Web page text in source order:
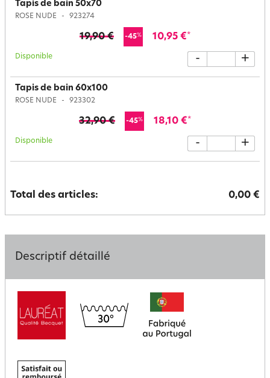
Tapis de bain 50x70
ROSE NUDE 923274
19,90 € -45% 10,95 €*
Disponible - +
Tapis de bain 60x100
ROSE NUDE 923302
32,90 € -45% 18,10 €*
Disponible - +
Total des articles: 0,00 €
Descriptif détaillé